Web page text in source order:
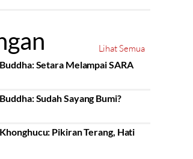
Lihat Semua
Setara Melampai SARA
Sudah Sayang Bumi?
Pikiran Terang, Hati